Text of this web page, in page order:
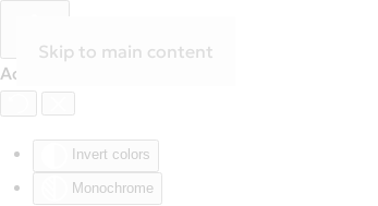
Accessibility Tools
Invert colors
Monochrome
Skip to main content